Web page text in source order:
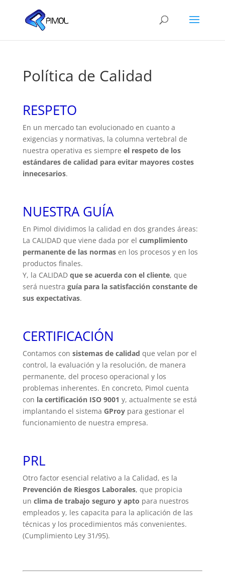
Política de Calidad
RESPETO
En un mercado tan evolucionado en cuanto a
exigencias y normativas, la columna vertebral de
nuestra operativa es siempre el respeto de los
estándares de calidad para evitar mayores costes
innecesarios.
NUESTRA GUÍA
En Pimol dividimos la calidad en dos grandes áreas:
La CALIDAD que viene dada por el cumplimiento
permanente de las normasen los procesos y en los
productos finales.
Y, la CALIDAD que se acuerda con el cliente, que
será nuestra guía para la satisfacción constante de
sus expectativas.
CERTIFICACIÓN
Contamos con sistemas de calidad que velan por el
control, la evaluación y la resolución, de manera
permanente, del proceso operacional y los
problemas inherentes. En concreto, Pimol cuenta
con la certificación ISO 9001 y, actualmente se está
implantando el sistema GProypara gestionar el
funcionamiento de nuestra empresa.
PRL
Otro factor esencial relativo a la Calidad, es la
Prevención de Riesgos Laborales, que propicia
un clima de trabajo seguro y apto para nuestros
empleados y, les capacita para la aplicación de las
técnicas y los procedimientos más convenientes.
(Cumplimiento Ley 31/95).